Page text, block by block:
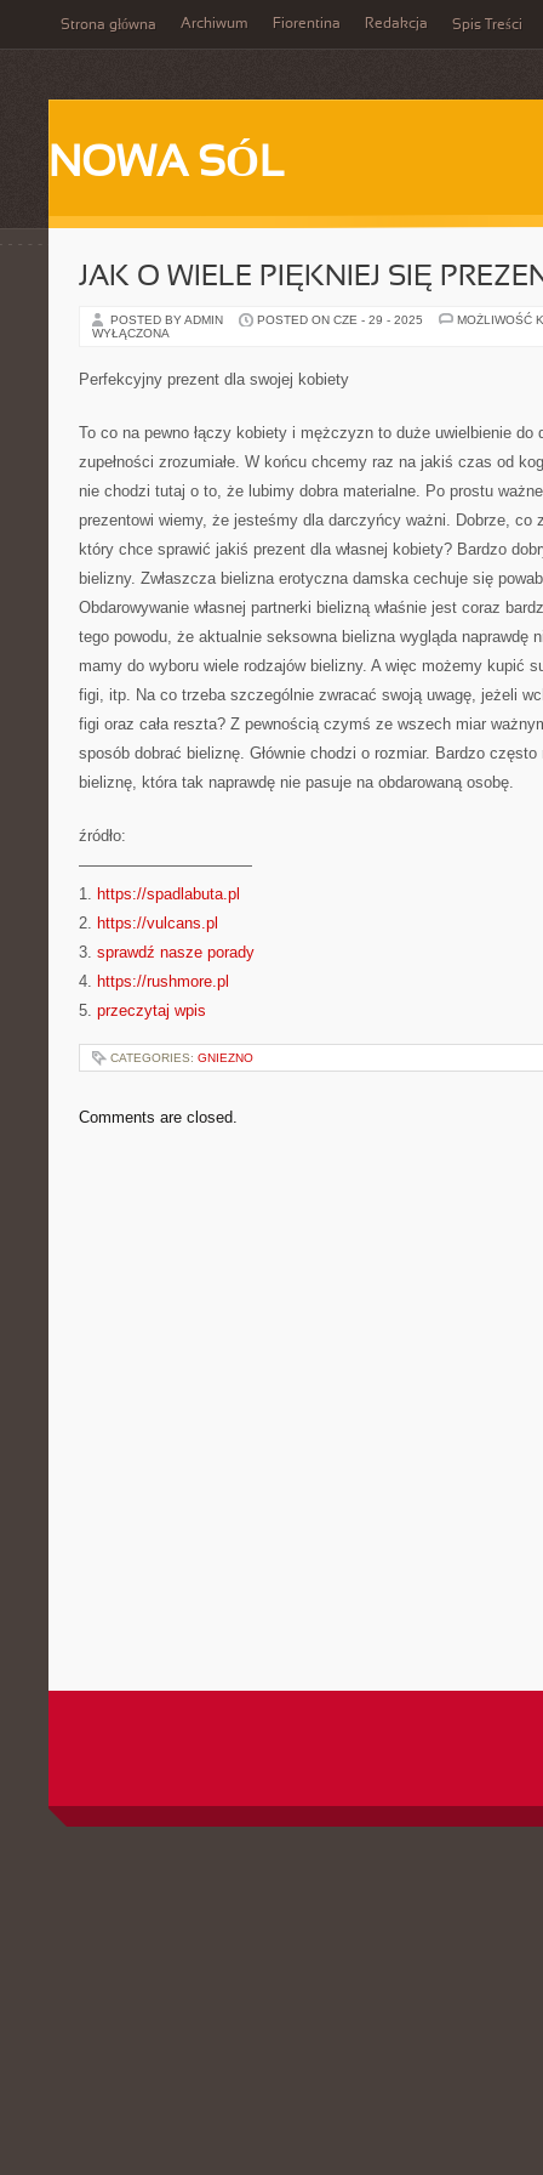
Strona główna Archiwum Fiorentina Redakcja Spis Treści
NOWA SÓL
JAK O WIELE PIĘKNIEJ SIĘ
POSTED BY ADMIN POSTED ON CZE - 29 - 2025
MOŻLIWOŚĆ
WYŁĄCZONA
Perfekcyjny prezent dla swojej kobiety
To co na pewno łączy kobiety i mężczyzn to duże uwielbienie do
zupełności zrozumiałe. W końcu chcemy raz na jakiś czas od
nie chodzi tutaj o to, że lubimy dobra materialne. Po prostu
prezentowi wiemy, że jesteśmy dla darczyńcy ważni. Dobrze, co
który chce sprawić jakiś prezent dla własnej kobiety? Bardzo
bielizny. Zwłaszcza bielizna erotyczna damska cechuje się
Obdarowywanie własnej partnerki bielizną właśnie jest coraz
tego powodu, że aktualnie seksowna bielizna wygląda naprawdę
mamy do wyboru wiele rodzajów bielizny. A więc możemy kupić
figi, itp. Na co trzeba szczególnie zwracać swoją uwagę, jeżeli
figi oraz cała reszta? Z pewnością czymś ze wszech miar
sposób dobrać bieliznę. Głównie chodzi o rozmiar. Bardzo
bieliznę, która tak naprawdę nie pasuje na obdarowaną osobę.
źródło:
———————————
1. https://spadlabuta.pl
2. https://vulcans.pl
3. sprawdź nasze porady
4. https://rushmore.pl
5. przeczytaj wpis
CATEGORIES: GNIEZNO
Comments are closed.